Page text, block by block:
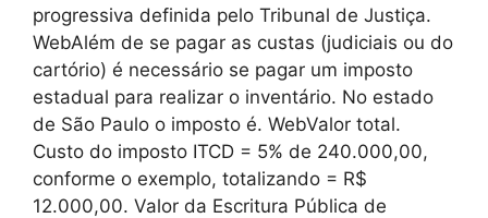
progressiva definida pelo Tribunal de Justiça.
WebAlém de se pagar as custas (judiciais ou do
cartório) é necessário se pagar um imposto
estadual para realizar o inventário. No estado
de São Paulo o imposto é. WebValor total.
Custo do imposto ITCD = 5% de 240.000,00,
conforme o exemplo, totalizando = R$
12.000,00. Valor da Escritura Pública de